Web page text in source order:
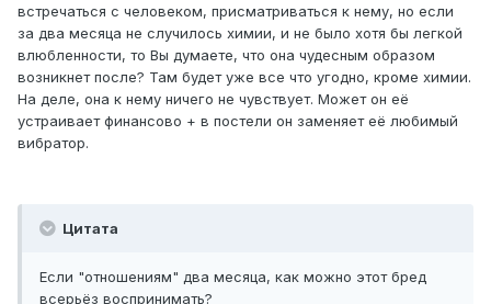
встречаться с человеком, присматриваться к нему, но если
за два месяца не случилось химии, и не было хотя бы легкой
влюбленности, то Вы думаете, что она чудесным образом
возникнет после? Там будет уже все что угодно, кроме химии.
На деле, она к нему ничего не чувствует. Может он её
устраивает финансово + в постели он заменяет её любимый
вибратор.
Цитата
Если "отношениям" два месяца, как можно этот бред
всерьёз воспринимать?